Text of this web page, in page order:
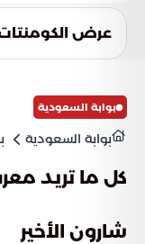
تكمن الغاية في منع
خلال ذلك لإعادة
عرض
بوابة السعودية
بوابة السعودية
كل ما تريد
شارون الأخير